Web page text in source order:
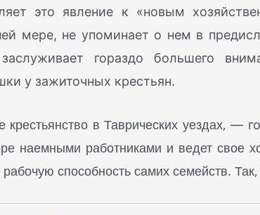
это явление к «новым
мере, не упоминает о нем в
гораздо большего
у зажиточных крестьян.
крестьянство в Таврических уездах, —
наемными работниками и ведет свое
способность самих семейств.